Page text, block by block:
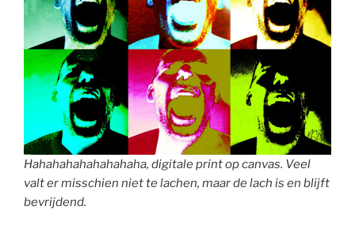
Hahahahahahahahaha, digitale print op canvas. Veel
valt er misschien niet te lachen, maar de lach is en blijft
bevrijdend.